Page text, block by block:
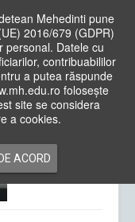
Mehedinti pune
2016/679 (GDPR)
personal. Datele cu
contribuabililor
a putea răspunde
folosește
site se considera
a cookies.
DE ACORD